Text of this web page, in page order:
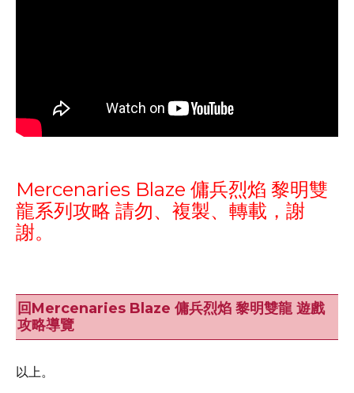
Mercenaries Blaze 傭兵烈焰 黎明雙
龍系列攻略 請勿、複製、轉載，謝
謝。
回Mercenaries Blaze 傭兵烈焰 黎明雙龍 遊戲
攻略導覽
以上。